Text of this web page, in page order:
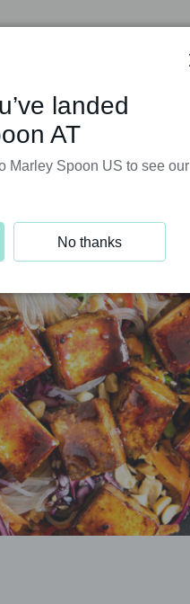
landed
AT
Marley Spoon US to see our
No thanks